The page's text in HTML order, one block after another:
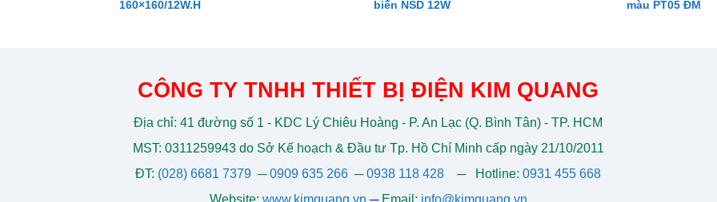
160×160/12W.H
biến NSD 12W
màu PT05 ĐM
CÔNG TY TNHH THIẾT BỊ ĐIỆN KIM QUANG
Địa chỉ: 41 đường số 1 - KDC Lý Chiêu Hoàng - P. An Lạc (Q. Bình Tân) - TP. HCM
MST: 0311259943 do Sở Kế hoạch & Đầu tư Tp. Hồ Chí Minh cấp ngày 21/10/2011
ĐT: (028) 6681 7379 ─0909 635 266 ─0938 118 428 ─ Hotline: 0931 455 668
Website: www.kimquang.vn ─ Email: info@kimquang.vn